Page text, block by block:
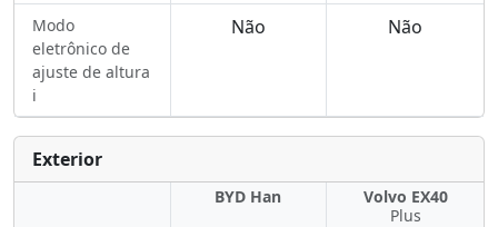
Modo
eletrônico de
ajuste de altura
ℹ️
Não Não
Exterior
BYD Han
Volvo EX40
Plus